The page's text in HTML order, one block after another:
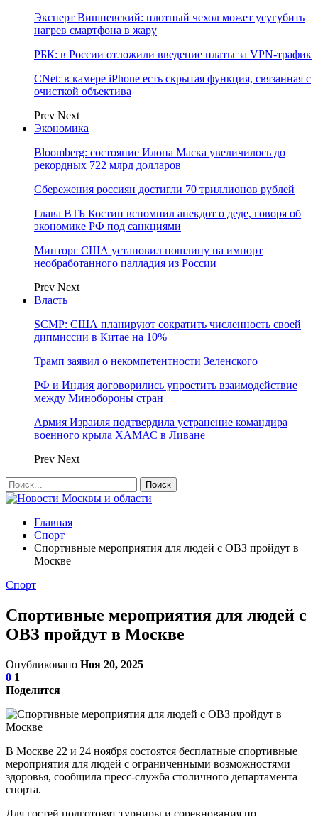
Эксперт Вишневский: плотный чехол может усугубить
нагрев смартфона в жару
РБК: в России отложили введение платы за VPN-трафик
CNet: в камере iPhone есть скрытая функция, связанная с
очисткой объектива
Prev Next
Экономика
Bloomberg: состояние Илона Маска увеличилось до
рекордных 722 млрд долларов
Сбережения россиян достигли 70 триллионов рублей
Глава ВТБ Костин вспомнил анекдот о деде, говоря об
экономике РФ под санкциями
Минторг США установил пошлину на импорт
необработанного палладия из России
Prev Next
Власть
SCMP: США планируют сократить численность своей
дипмиссии в Китае на 10%
Трамп заявил о некомпетентности Зеленского
РФ и Индия договорились упростить взаимодействие
между Минобороны стран
Армия Израиля подтвердила устранение командира
военного крыла ХАМАС в Ливане
Prev Next
Главная
Спорт
Спортивные мероприятия для людей с ОВЗ пройдут в
Москве
Спорт
Спортивные мероприятия для людей с
ОВЗ пройдут в Москве
Опубликовано Ноя 20, 2025
0 1
Поделится
В Москве 22 и 24 ноября состоятся бесплатные спортивные
мероприятия для людей с ограниченными возможностями
здоровья, сообщила пресс-служба столичного департамента
спорта.
Для гостей подготовят турниры и соревнования по